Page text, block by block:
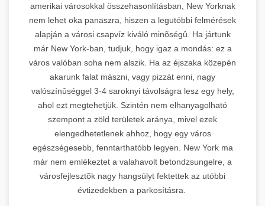
amerikai városokkal összehasonlításban, New Yorknak
nem lehet oka panaszra, hiszen a legutóbbi felmérések
alapján a városi csapvíz kiváló minõségû. Ha jártunk
már New York-ban, tudjuk, hogy igaz a mondás: ez a
város valóban soha nem alszik. Ha az éjszaka közepén
akarunk falat mászni, vagy pizzát enni, nagy
valószínûséggel 3-4 saroknyi távolságra lesz egy hely,
ahol ezt megtehetjük. Szintén nem elhanyagolható
szempont a zöld területek aránya, mivel ezek
elengedhetetlenek ahhoz, hogy egy város
egészségesebb, fenntarthatóbb legyen. New York ma
már nem emlékeztet a valahavolt betondzsungelre, a
városfejlesztõk nagy hangsúlyt fektettek az utóbbi
évtizedekben a parkosításra.